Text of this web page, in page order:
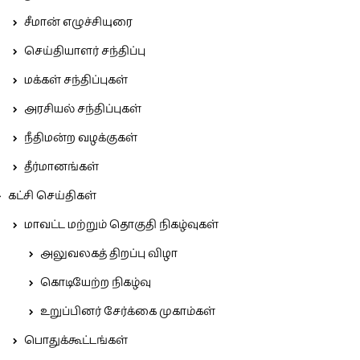
சீமான் எழுச்சியுரை
செய்தியாளர் சந்திப்பு
மக்கள் சந்திப்புகள்
அரசியல் சந்திப்புகள்
நீதிமன்ற வழக்குகள்
தீர்மானங்கள்
கட்சி செய்திகள்
மாவட்ட மற்றும் தொகுதி நிகழ்வுகள்
அலுவலகத் திறப்பு விழா
கொடியேற்ற நிகழ்வு
உறுப்பினர் சேர்க்கை முகாம்கள்
பொதுக்கூட்டங்கள்